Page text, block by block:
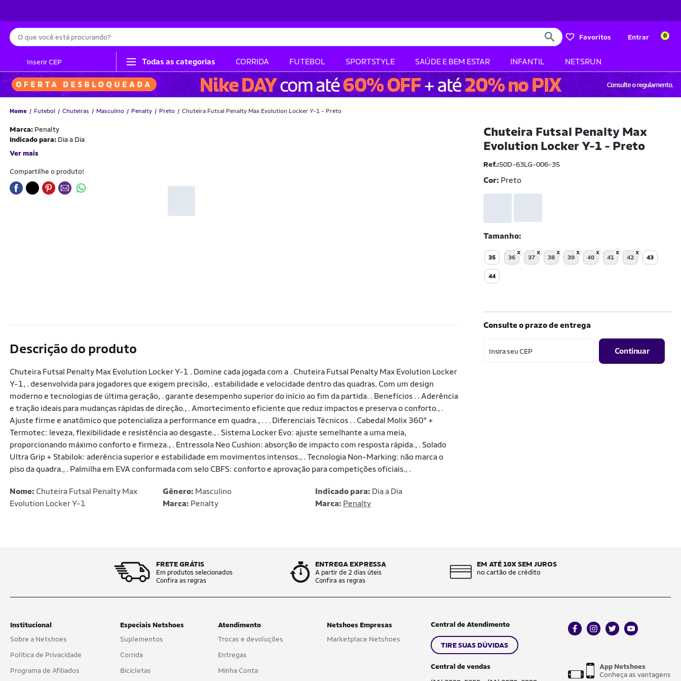
Busca
Favoritos Entrar 0
Inserir CEP Todas as categorias CORRIDA FUTEBOL SPORTSTYLE SAÚDE E BEM ESTAR INFANTIL NETSRUN
Home Futebol Chuteiras Masculino Penalty Preto Chuteira Futsal Penalty Max Evolution Locker Y-1 - Preto
Marca: Penalty
Indicado para: Dia a Dia
Ver mais
Compartilhe o produto!
Chuteira Futsal Penalty Max
Evolution Locker Y-1 - Preto
Ref.:50D-63LG-006-35
Cor: Preto
Tamanho
35 36 37 38 39 40 41 42 43
44
Consulte o prazo de entrega
Insira seu CEP Continuar
Descrição do produto
Chuteira Futsal Penalty Max Evolution Locker Y-1 . Domine cada jogada com a . Chuteira Futsal Penalty Max Evolution Locker
Y-1, . desenvolvida para jogadores que exigem precisão, . estabilidade e velocidade dentro das quadras. Com um design
moderno e tecnologias de última geração, . garante desempenho superior do início ao fim da partida. . Benefícios . . Aderência
e tração ideais para mudanças rápidas de direção., . Amortecimento eficiente que reduz impactos e preserva o conforto., .
Ajuste firme e anatômico que potencializa a performance em quadra., . . . Diferenciais Técnicos . . Cabedal Molix 360° +
Termotec: leveza, flexibilidade e resistência ao desgaste., . Sistema Locker Evo: ajuste semelhante a uma meia,
proporcionando máximo conforto e firmeza., . Entressola Neo Cushion: absorção de impacto com resposta rápida., . Solado
Ultra Grip + Stabilok: aderência superior e estabilidade em movimentos intensos., . Tecnologia Non-Marking: não marca o
piso da quadra., . Palmilha em EVA conformada com selo CBFS: conforto e aprovação para competições oficiais., .
Nome: Chuteira Futsal Penalty Max
Evolution Locker Y-1
Gênero: Masculino
Marca: Penalty
Indicado para: Dia a Dia
Marca: Penalty
FRETE GRÁTIS
Em produtos selecionados
Confira as regras
ENTREGA EXPRESSA
A partir de 2 dias úteis
Confira as regras
EM ATÉ 10X SEM JUROS
no cartão de crédito
Institucional
Sobre a Netshoes
Política de Privacidade
Programa de Afiliados
Especiais Netshoes
Suplementos
Corrida
Bicicletas
Atendimento
Trocas e devoluções
Entregas
Minha Conta
Netshoes Empresas
Marketplace Netshoes
Central de Atendimento
TIRE SUAS DÚVIDAS
Central de vendas
facebookinstagram
twitteryoutube
App Netshoes
Conheça as vantagens